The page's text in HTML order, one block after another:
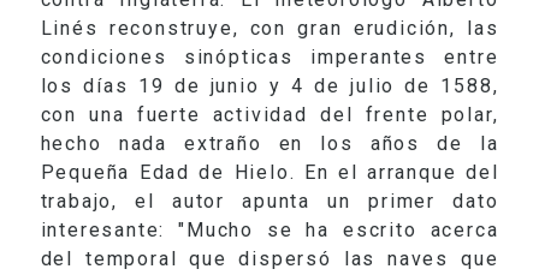
Linés reconstruye, con gran erudición, las
condiciones sinópticas imperantes entre
los días 19 de junio y 4 de julio de 1588,
con una fuerte actividad del frente polar,
hecho nada extraño en los años de la
Pequeña Edad de Hielo. En el arranque del
trabajo, el autor apunta un primer dato
interesante: "Mucho se ha escrito acerca
del temporal que dispersó las naves que